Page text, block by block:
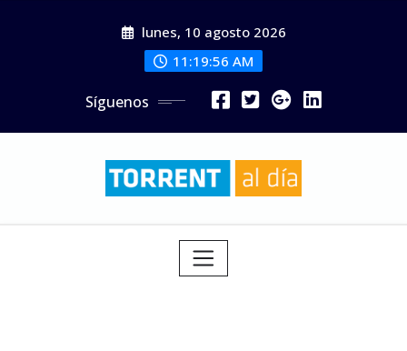
lunes, 10 agosto 2026
11:19:58 AM
Síguenos